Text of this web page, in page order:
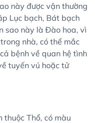
này được vận thường
Lục bạch, Bát bạch
sao này là Đào hoa, vì
nhà, có thể mắc
bệnh về quan hệ tình
tuyến vú hoặc tử
thuộc Thổ, có màu